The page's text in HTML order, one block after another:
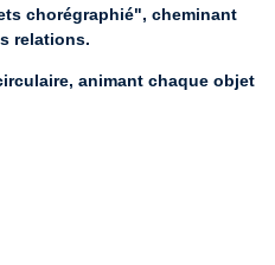
chorégraphié", cheminant
relations.
animant chaque objet